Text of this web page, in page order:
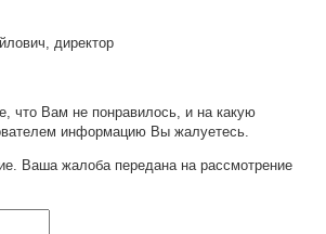
директор
что Вам не понравилось, и на какую
информацию Вы жалуетесь.
Ваша жалоба передана на рассмотрение